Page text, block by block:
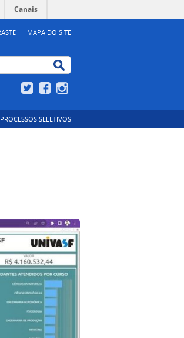
Canais
MAPA DO SITE
TwitterFacebook
SELETIVOS